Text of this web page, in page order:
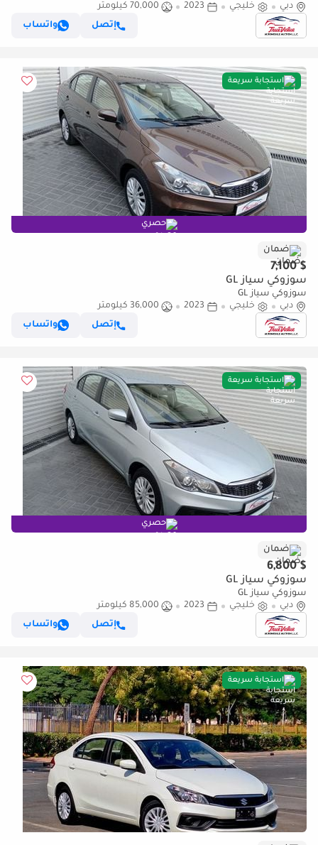
دبي
خليجي 2023
70,000 كيلومتر
إتصل
واتساب
استجابة سريعة
حصري
ضمان
$ 7,100
سوزوكي سياز GL
سوزوكي سياز GL
دبي
خليجي 2023
36,000 كيلومتر
إتصل
واتساب
استجابة سريعة
حصري
ضمان
$ 6,800
سوزوكي سياز GL
سوزوكي سياز GL
دبي
خليجي 2023
85,000 كيلومتر
إتصل
واتساب
استجابة سريعة